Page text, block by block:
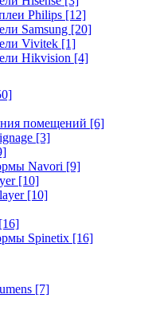
Philips [12]
Samsung [20]
Vivitek [1]
Hikvision [4]
помещений [6]
[3]
Navori [9]
[10]
[10]
[16]
Spinetix [16]
[7]